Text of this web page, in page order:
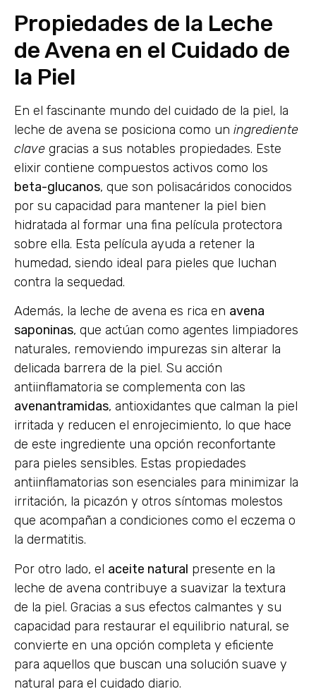
Propiedades de la Leche
de Avena en el Cuidado de
la Piel
En el fascinante mundo del cuidado de la piel, la
leche de avena se posiciona como un ingrediente
clave gracias a sus notables propiedades. Este
elixir contiene compuestos activos como los
beta-glucanos, que son polisacáridos conocidos
por su capacidad para mantener la piel bien
hidratada al formar una fina película protectora
sobre ella. Esta película ayuda a retener la
humedad, siendo ideal para pieles que luchan
contra la sequedad.
Además, la leche de avena es rica en avena
saponinas, que actúan como agentes limpiadores
naturales, removiendo impurezas sin alterar la
delicada barrera de la piel. Su acción
antiinflamatoria se complementa con las
avenantramidas, antioxidantes que calman la piel
irritada y reducen el enrojecimiento, lo que hace
de este ingrediente una opción reconfortante
para pieles sensibles. Estas propiedades
antiinflamatorias son esenciales para minimizar la
irritación, la picazón y otros síntomas molestos
que acompañan a condiciones como el eczema o
la dermatitis.
Por otro lado, el aceite natural presente en la
leche de avena contribuye a suavizar la textura
de la piel. Gracias a sus efectos calmantes y su
capacidad para restaurar el equilibrio natural, se
convierte en una opción completa y eficiente
para aquellos que buscan una solución suave y
natural para el cuidado diario.